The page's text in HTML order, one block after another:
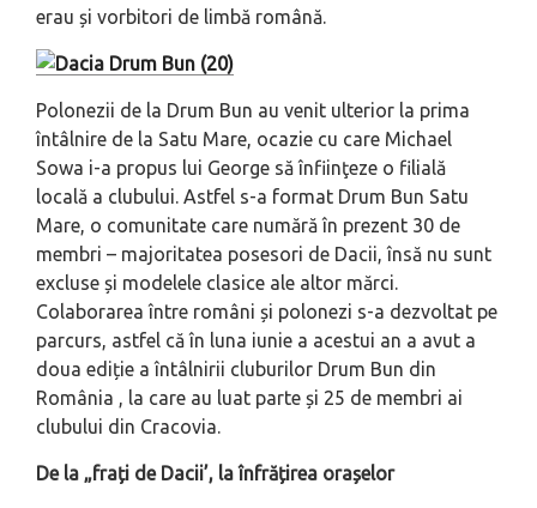
erau și vorbitori de limbă română.
Polonezii de la Drum Bun au venit ulterior la prima
întâlnire de la Satu Mare, ocazie cu care Michael
Sowa i-a propus lui George să înfiinţeze o filială
locală a clubului. Astfel s-a format Drum Bun Satu
Mare, o comunitate care numără în prezent 30 de
membri – majoritatea posesori de Dacii, însă nu sunt
excluse și modelele clasice ale altor mărci.
Colaborarea între români și polonezi s-a dezvoltat pe
parcurs, astfel că în luna iunie a acestui an a avut a
doua ediție a întâlnirii cluburilor Drum Bun din
România , la care au luat parte și 25 de membri ai
clubului din Cracovia.
De la „frați de Dacii’, la înfrățirea orașelor